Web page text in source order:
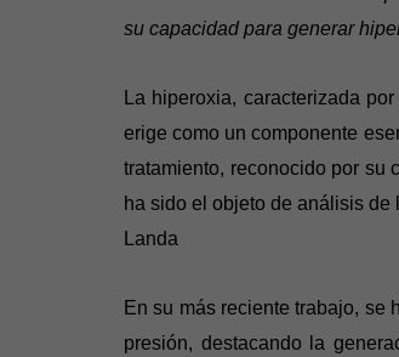
su capacidad para generar
La hiperoxia, caracterizada
erige como un componente
tratamiento, reconocido por su
ha sido el objeto de análisis
Landa
En su más reciente trabajo, se
presión, destacando la